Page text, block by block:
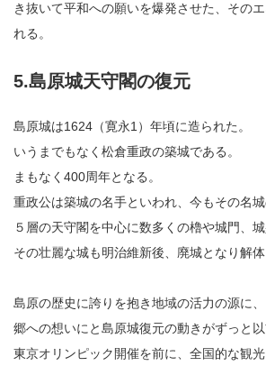
き抜いて平和への願いを爆発させた、その
れる。
5.島原城天守閣の復元
島原城は1624（寛永1）年頃に造られた。
いうまでもなく松倉重政の築城である。
まもなく400周年となる。
重政公は築城の名手といわれ、今もその名城
５層の天守閣を中心に数多くの櫓や城門、城
その壮麗な城も明治維新後、廃城となり解体
島原の歴史に誇りを抱き地域の活力の源に
郷への想いにと島原城復元の動きがずっと以
東京オリンピック開催を前に、全国的な観光